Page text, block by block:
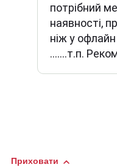
потрібний
наявності,
ніж у
.......т.п.
Приховати